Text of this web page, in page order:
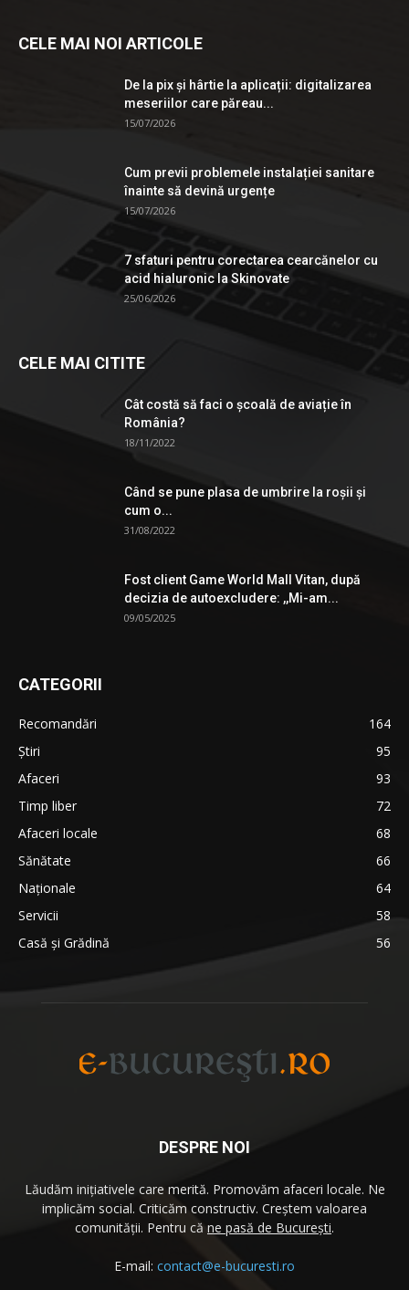
CELE MAI NOI ARTICOLE
De la pix şi hârtie la aplicații: digitalizarea
meseriilor care păreau...
15/07/2026
Cum previi problemele instalației sanitare
înainte să devină urgențe
15/07/2026
7 sfaturi pentru corectarea cearcănelor cu
acid hialuronic la Skinovate
25/06/2026
CELE MAI CITITE
Cât costă să faci o școală de aviație în
România?
18/11/2022
Când se pune plasa de umbrire la roşii şi
cum o...
31/08/2022
Fost client Game World Mall Vitan, după
decizia de autoexcludere: ,,Mi-am...
09/05/2025
CATEGORII
Recomandări
164
Știri
95
Afaceri
93
Timp liber
72
Afaceri locale
68
Sănătate
66
Naționale
64
Servicii
58
Casă și Grădină
56
DESPRE NOI
Lăudăm iniţiativele care merită. Promovăm afaceri locale. Ne
implicăm social. Criticăm constructiv. Creştem valoarea
comunităţii. Pentru că ne pasă de București.
E-mail: contact@e-bucuresti.ro